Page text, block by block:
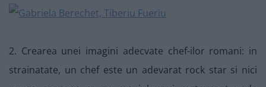
2. Crearea unei imagini adecvate chef-ilor romani: in
strainatate, un chef este un adevarat rock star si nici